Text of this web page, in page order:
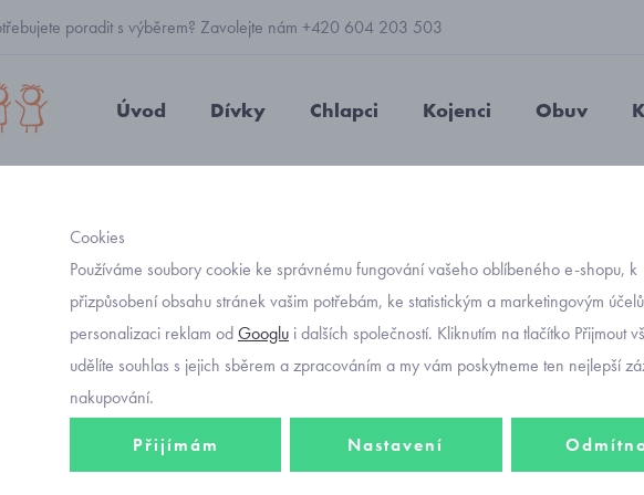
poradit s výběrem? Zavolejte nám +420 604 203 503
Úvod Dívky Chlapci Kojenci Obuv
Objednávací
dívčí
7372-
672
Cookies
Používáme soubory cookie ke správnému fungování vašeho oblíbeného e-shopu, k
přizpůsobení obsahu stránek vašim potřebám, ke statistickým a marketingovým
personalizaci reklam odGooglu i dalších společností. Kliknutím na tlačítko Přijmout
udělíte souhlas s jejich sběrem a zpracováním a my vám poskytneme ten nejlepší
nakupování.
Přijímám Nastavení